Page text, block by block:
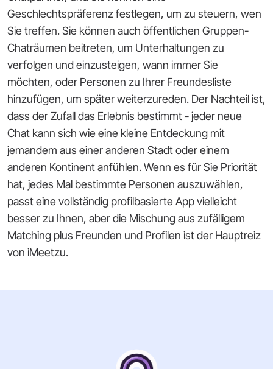
Geschlechtspräferenz festlegen, um zu steuern, wen
Sie treffen. Sie können auch öffentlichen Gruppen-
Chaträumen beitreten, um Unterhaltungen zu
verfolgen und einzusteigen, wann immer Sie
möchten, oder Personen zu Ihrer Freundesliste
hinzufügen, um später weiterzureden. Der Nachteil ist,
dass der Zufall das Erlebnis bestimmt - jeder neue
Chat kann sich wie eine kleine Entdeckung mit
jemandem aus einer anderen Stadt oder einem
anderen Kontinent anfühlen. Wenn es für Sie Priorität
hat, jedes Mal bestimmte Personen auszuwählen,
passt eine vollständig profilbasierte App vielleicht
besser zu Ihnen, aber die Mischung aus zufälligem
Matching plus Freunden und Profilen ist der Hauptreiz
von iMeetzu.